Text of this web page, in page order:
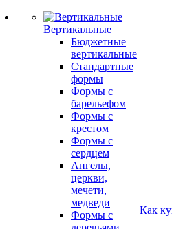
Вертикальные
Бюджетные
вертикальные
Стандартные
формы
Формы с
барельефом
Формы с
крестом
Формы с
сердцем
Ангелы,
церкви,
мечети,
медведи
Формы с
Как